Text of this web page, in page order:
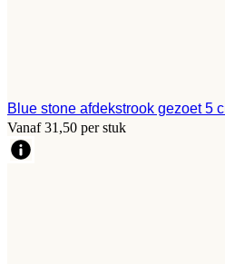
Blue stone afdekstrook gezoet 5
Vanaf 31,50 per stuk